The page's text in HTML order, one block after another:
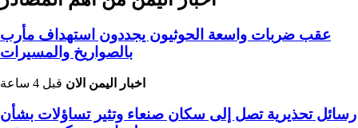
عقب ضربات واسعة الحوثيون يجددون استهداف مأرب
بالصواريخ والمسيرات
اخبار اليمن الان قبل 4 ساعة
رسائل تحذيرية تصل إلى سكان صنعاء وتثير تساؤلات بشأن